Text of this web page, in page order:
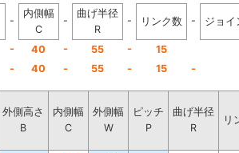
-
内側幅
C
-
曲げ半径
R
- リンク数 - ジョイ
- 40 - 55 -
15
- 40 - 55 - 15 -
外側高さ
B
内側幅
C
外側幅
W
ピッチ
P
曲げ半径
R
リ